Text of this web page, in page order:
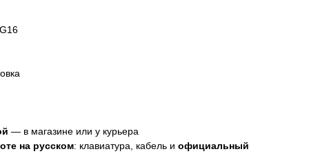
— в магазине или у курьера
на русском: клавиатура, кабель и официальный